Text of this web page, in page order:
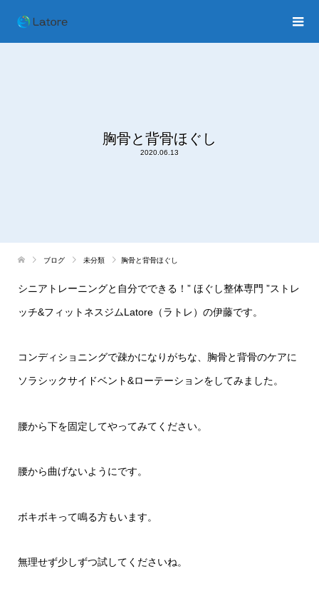
胸骨と背骨ほぐし
2020.06.13
ブログ 未分類 胸骨と背骨ほぐし
シニアトレーニングと自分でできる！ ” ほぐし整体専門 ”ストレ
ッチ&フィットネスジムLatore（ラトレ）の伊藤です。
コンディショニングで疎かになりがちな、胸骨と背骨のケアに
ソラシックサイドベント&ローテーションをしてみました。
腰から下を固定してやってみてください。
腰から曲げないようにです。
ボキボキって鳴る方もいます。
無理せず少しずつ試してくださいね。